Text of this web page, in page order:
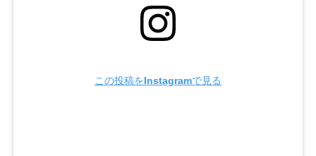
この投稿をInstagramで見る